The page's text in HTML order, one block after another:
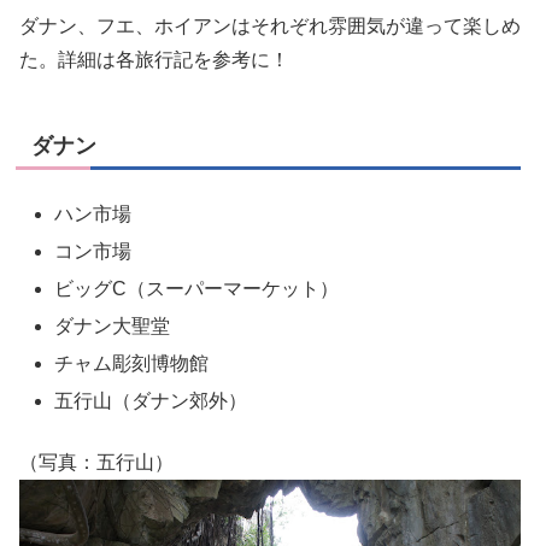
ダナン、フエ、ホイアンはそれぞれ雰囲気が違って楽しめ
た。詳細は各旅行記を参考に！
ダナン
ハン市場
コン市場
ビッグC（スーパーマーケット）
ダナン大聖堂
チャム彫刻博物館
五行山（ダナン郊外）
（写真：五行山）